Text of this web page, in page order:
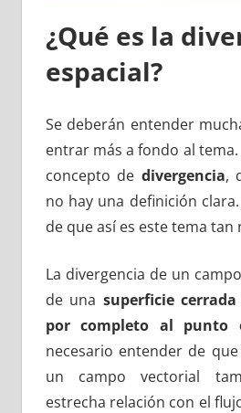
¿Qué es la
espacial?
Se deberán entender
entrar más a fondo al
concepto de divergencia,
no hay una definición
de que así es este tema tan
La divergencia de un
de una superficie
por completo al punto
necesario entender de
un campo vectorial
estrecha relación con el